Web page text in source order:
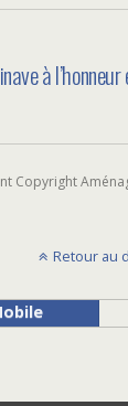
à
Copyright
Retour au